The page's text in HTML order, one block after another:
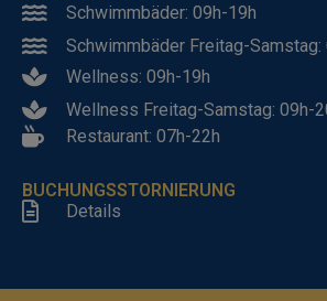
Schwimmbäder: 09h-19h
Schwimmbäder Freitag-Samstag:
Wellness: 09h-19h
Wellness Freitag-Samstag: 09h-
Restaurant: 07h-22h
BUCHUNGSSTORNIERUNG
Details